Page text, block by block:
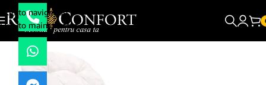
Skip to navigation
Skip to main content